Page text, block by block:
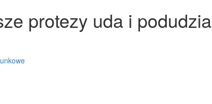
protezy uda i podudzia